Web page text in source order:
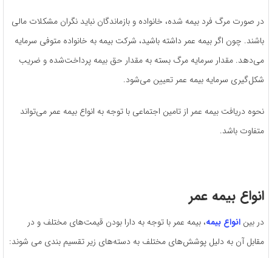
در صورت مرگ فرد بیمه شده، خانواده و بازماندگان نباید نگران مشکلات مالی
باشند. چون اگر بیمه عمر داشته باشید، شرکت بیمه به خانواده متوفی سرمایه
می‌دهد. مقدار سرمایه مرگ بسته به مقدار حق بیمه پرداخت‌شده و ضریب
شکل‌گیری سرمایه بیمه عمر تعیین می‌شود.
نحوه دریافت بیمه عمر از تامین اجتماعی با توجه به انواع بیمه عمر می‌تواند
متفاوت باشد.
انواع بیمه عمر
در بین انواع بیمه، بیمه عمر با توجه به دارا بودن قیمت‌های مختلف و در
مقابل آن به دلیل پوشش‌های مختلف به دسته‌های زیر تقسیم بندی می شوند: